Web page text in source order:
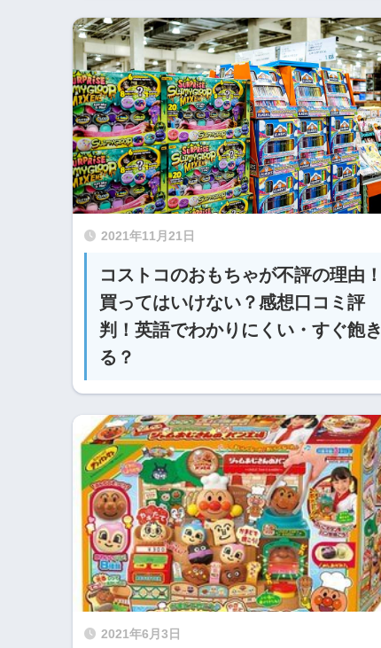
2021年11月21日
コストコのおもちゃが不評の理由！
買ってはいけない？感想口コミ評
判！英語でわかりにくい・すぐ飽き
る？
2021年6月3日